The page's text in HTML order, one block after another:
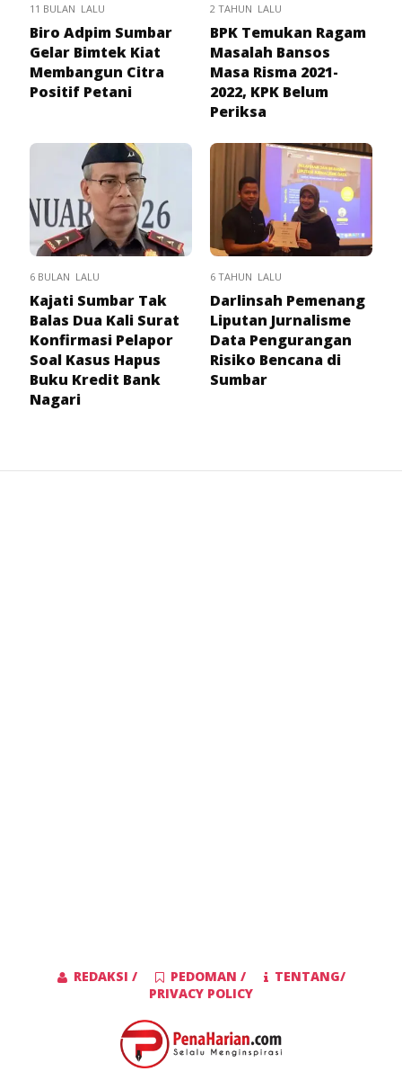
11 BULAN LALU
Biro Adpim Sumbar
Gelar Bimtek Kiat
Membangun Citra
Positif Petani
2 TAHUN LALU
BPK Temukan Ragam
Masalah Bansos
Masa Risma 2021-
2022, KPK Belum
Periksa
6 BULAN LALU
Kajati Sumbar Tak
Balas Dua Kali Surat
Konfirmasi Pelapor
Soal Kasus Hapus
Buku Kredit Bank
Nagari
6 TAHUN LALU
Darlinsah Pemenang
Liputan Jurnalisme
Data Pengurangan
Risiko Bencana di
Sumbar
REDAKSI / PEDOMAN /
TENTANG/
PRIVACY POLICY